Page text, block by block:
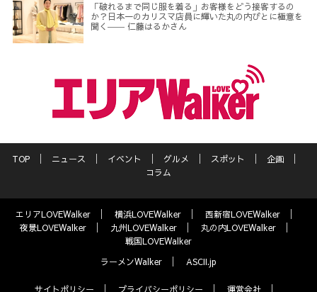
「破れるまで同じ服を着る」お客様をどう接客するの
か？日本一のカリスマ店員に輝いた丸の内びとに極意を
聞く―― 仁藤はるかさん
TOP ニュース イベント グルメ スポット
企画
コラム
エリアLOVEWalker 横浜LOVEWalker
西新宿LOVEWalker
夜景LOVEWalker
九州LOVEWalker
丸の内LOVEWalker
戦国LOVEWalker
ラーメンWalker
ASCII.jp
サイトポリシー プライバシーポリシー 運営会社